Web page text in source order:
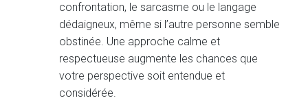
confrontation, le sarcasme ou le langage
dédaigneux, même si l’autre personne semble
obstinée. Une approche calme et
respectueuse augmente les chances que
votre perspective soit entendue et
considérée.